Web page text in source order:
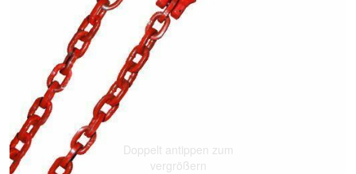
Doppelt antippen zum
vergrößern